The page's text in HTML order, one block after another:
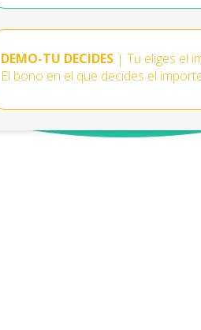
DEMO-TU DECIDES | Tu eliges el
El bono en el que decides el